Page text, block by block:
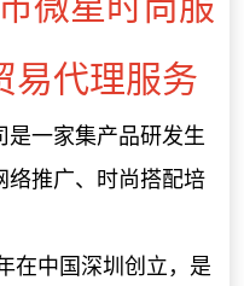
易代理服务
是一家集产品研发生
络推广、时尚搭配培
在中国深圳创立，是